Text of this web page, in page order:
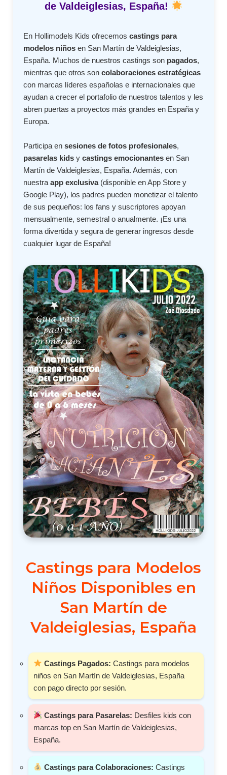
de Valdeiglesias, España!
En Hollimodels Kids ofrecemoscastings para
modelos niños en San Martín de Valdeiglesias,
España. Muchos de nuestros castings son pagados,
mientras que otros soncolaboraciones estratégicas
con marcas líderes españolas e internacionales que
ayudan a crecer el portafolio de nuestros talentos y les
abren puertas a proyectos más grandes en España y
Europa.
Participa ensesiones de fotos profesionales,
pasarelas kids ycastings emocionantes en San
Martín de Valdeiglesias, España. Además, con
nuestraapp exclusiva(disponible en App Store y
Google Play), los padres pueden monetizar el talento
de sus pequeños: los fans y suscriptores apoyan
mensualmente, semestral o anualmente. ¡Es una
forma divertida y segura de generar ingresos desde
cualquier lugar de España!
Castings para Modelos
Niños Disponibles en
San Martín de
Valdeiglesias, España
Castings Pagados: Castings para modelos
niños en San Martín de Valdeiglesias, España
con pago directo por sesión.
Castings para Pasarelas: Desfiles kids con
marcas top en San Martín de Valdeiglesias,
España.
Castings para Colaboraciones: Castings